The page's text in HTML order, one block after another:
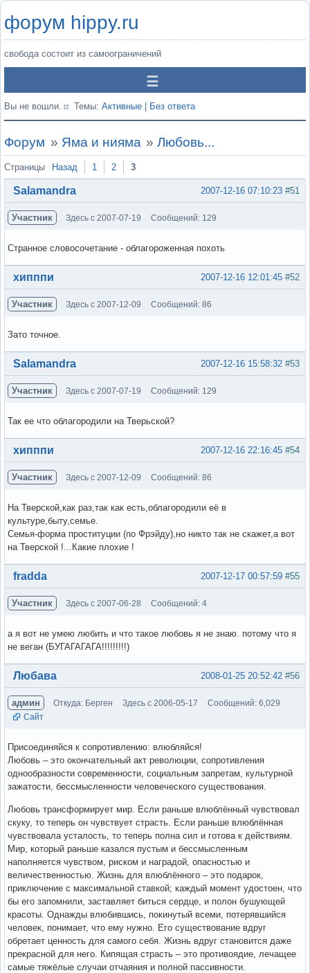
форум hippy.ru
свобода состоит из самоограничений
Вы не вошли. Темы: Активные Без ответа
Форум » Яма и нияма »Любовь...
Страницы Назад 1 2 3
#51
2007-12-16 07:10:23
Salamandra
Участник Здесь с 2007-07-19 Сообщений: 129
Странное словосочетание - облагороженная похоть
Вне форума #52
2007-12-16 12:01:45
хипппи
Участник Здесь с 2007-12-09 Сообщений: 86
Зато точное.
Вне форума #53
2007-12-16 15:58:32
Salamandra
Участник Здесь с 2007-07-19 Сообщений: 129
Так ее что облагородили на Тверьской?
Вне форума #54
2007-12-16 22:16:45
хипппи
Участник Здесь с 2007-12-09 Сообщений: 86
На Тверской,как раз,так как есть,облагородили её в
культуре,быту,семье.
Семья-форма проституции (по Фрэйду),но никто так не скажет,а вот
на Тверской !...Какие плохие !
Вне форума #55
2007-12-17 00:57:59
fradda
Участник Здесь с 2007-06-28 Сообщений: 4
а я вот не умею любить и что такое любовь я не знаю. потому что я
не веган (БУГАГАГАГА!!!!!!!!!)
Вне форума #56
2008-01-25 20:52:42
Любава
админ Откуда: Берген Здесь с 2006-05-17
Сообщений: 6,029
Сайт
Присоединяйся к сопротивлению: влюбляйся!
Любовь – это окончательный акт революции, сопротивления
однообразности современности, социальным запретам, культурной
зажатости, бессмысленности человеческого существования.
Любовь трансформирует мир. Если раньше влюблённый чувствовал
скуку, то теперь он чувствует страсть. Если раньше влюблённая
чувствовала усталость, то теперь полна сил и готова к действиям.
Мир, который раньше казался пустым и бессмысленным
наполняется чувством, риском и наградой, опасностью и
величественностью. Жизнь для влюблённого – это подарок,
приключение с максимальной ставкой; каждый момент удостоен, что
бы его запомнили, заставляет биться сердце, и полон бушующей
красоты. Однажды влюбившись, покинутый всеми, потерявшийся
человек, понимает, что ему нужно. Его существование вдруг
обретает ценность для самого себя. Жизнь вдруг становится даже
прекрасной для него. Кипящая страсть – это противоядие, лечащее
самые тяжёлые случаи отчаяния и полной пассивности.